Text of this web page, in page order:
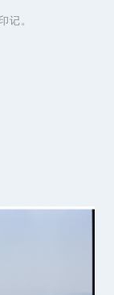
记。